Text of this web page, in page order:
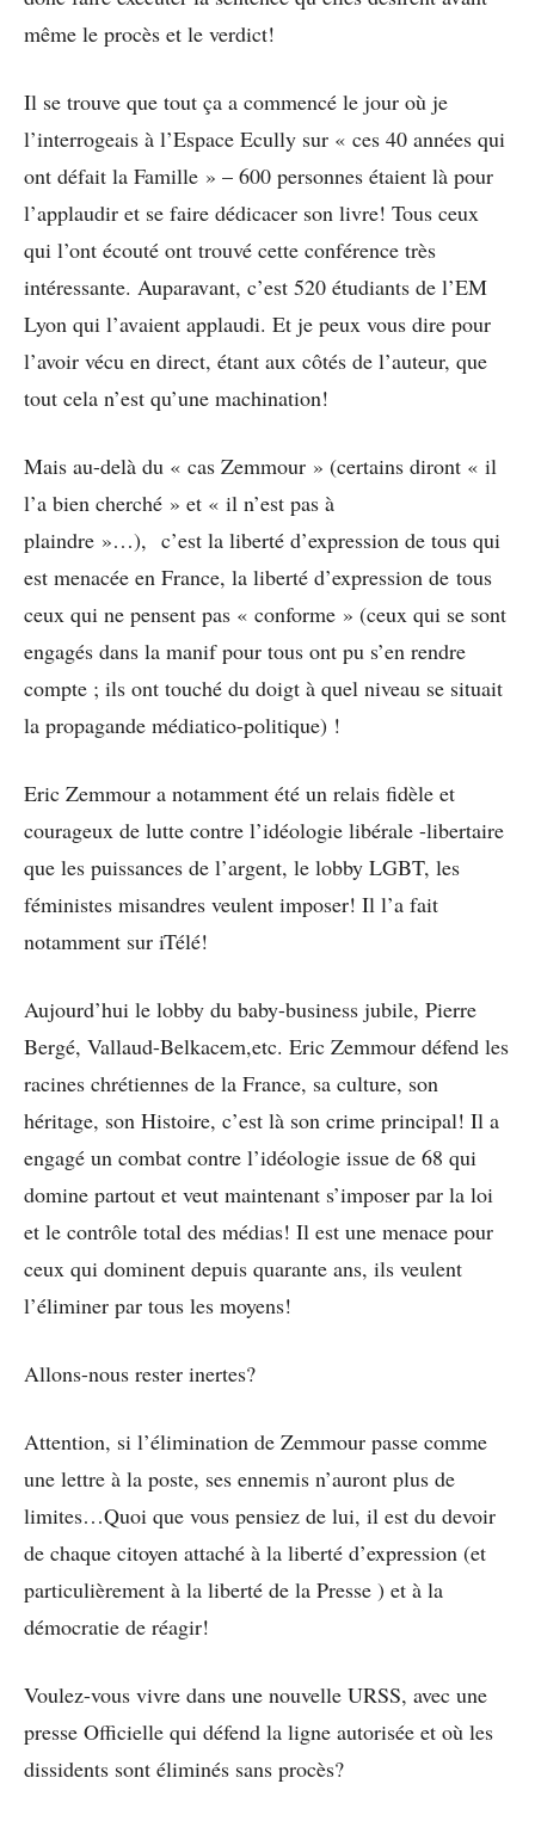
même le procès et le verdict!
Il se trouve que tout ça a commencé le jour où je
l’interrogeais à l’Espace Ecully sur « ces 40 années qui
ont défait la Famille » – 600 personnes étaient là pour
l’applaudir et se faire dédicacer son livre! Tous ceux
qui l’ont écouté ont trouvé cette conférence très
intéressante. Auparavant, c’est 520 étudiants de l’EM
Lyon qui l’avaient applaudi. Et je peux vous dire pour
l’avoir vécu en direct, étant aux côtés de l’auteur, que
tout cela n’est qu’une machination!
Mais au-delà du « cas Zemmour » (certains diront « il
l’a bien cherché » et « il n’est pas à
plaindre »…), c’est la liberté d’expression de tous qui
est menacée en France, la liberté d’expression de tous
ceux qui ne pensent pas « conforme » (ceux qui se sont
engagés dans la manif pour tous ont pu s’en rendre
compte ; ils ont touché du doigt à quel niveau se situait
la propagande médiatico-politique) !
Eric Zemmour a notamment été un relais fidèle et
courageux de lutte contre l’idéologie libérale -libertaire
que les puissances de l’argent, le lobby LGBT, les
féministes misandres veulent imposer! Il l’a fait
notamment sur iTélé!
Aujourd’hui le lobby du baby-business jubile, Pierre
Bergé, Vallaud-Belkacem,etc. Eric Zemmour défend les
racines chrétiennes de la France, sa culture, son
héritage, son Histoire, c’est là son crime principal! Il a
engagé un combat contre l’idéologie issue de 68 qui
domine partout et veut maintenant s’imposer par la loi
et le contrôle total des médias! Il est une menace pour
ceux qui dominent depuis quarante ans, ils veulent
l’éliminer par tous les moyens!
Allons-nous rester inertes?
Attention, si l’élimination de Zemmour passe comme
une lettre à la poste, ses ennemis n’auront plus de
limites…Quoi que vous pensiez de lui, il est du devoir
de chaque citoyen attaché à la liberté d’expression (et
particulièrement à la liberté de la Presse ) et à la
démocratie de réagir!
Voulez-vous vivre dans une nouvelle URSS, avec une
presse Officielle qui défend la ligne autorisée et où les
dissidents sont éliminés sans procès?